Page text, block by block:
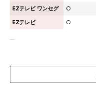
EZテレビ ワンセグ
○
EZテレビ
○